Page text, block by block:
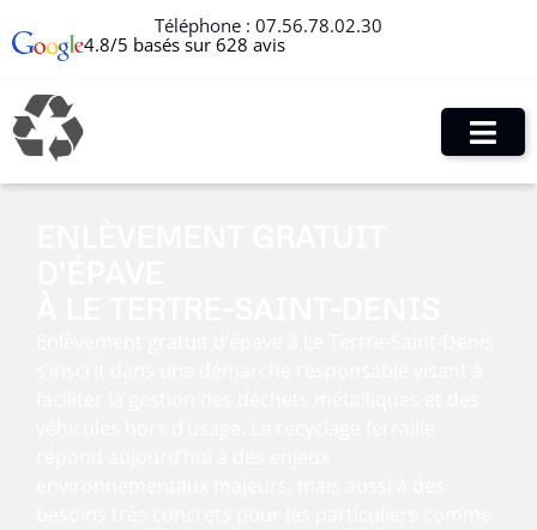
Téléphone : 07.56.78.02.30
4.8/5 basés sur 628 avis